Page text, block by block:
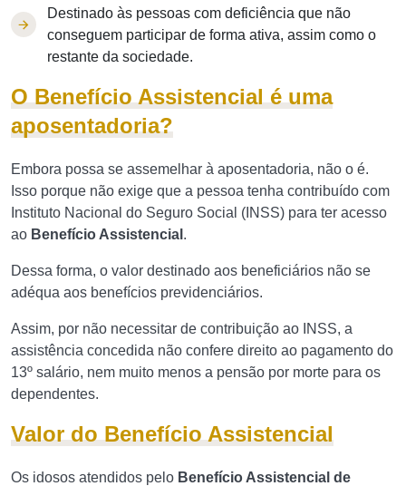
Destinado às pessoas com deficiência que não
conseguem participar de forma ativa, assim como o
restante da sociedade.
O Benefício Assistencial é uma
aposentadoria?
Embora possa se assemelhar à aposentadoria, não o é.
Isso porque não exige que a pessoa tenha contribuído com
Instituto Nacional do Seguro Social (INSS) para ter acesso
ao Benefício Assistencial .
Dessa forma, o valor destinado aos beneficiários não se
adéqua aos benefícios previdenciários.
Assim, por não necessitar de contribuição ao INSS, a
assistência concedida não confere direito ao pagamento do
13º salário, nem muito menos a pensão por morte para os
dependentes.
Valor do Benefício Assistencial
Os idosos atendidos pelo Benefício Assistencial de